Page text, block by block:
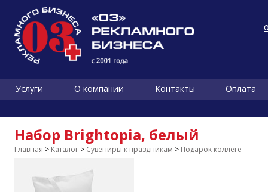
Услуги О компании Контакты Оплата
Набор Brightopia, белый
Главная > Каталог > Сувениры к праздникам > Подарок коллеге